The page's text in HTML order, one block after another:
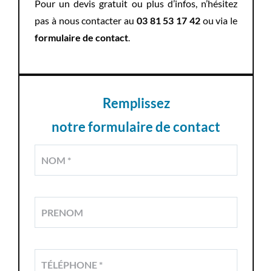
Pour un devis gratuit ou plus d’infos, n’hésitez
pas à nous contacter au 03 81 53 17 42ou via le
formulaire de contact
Remplissez
notre formulaire de contact